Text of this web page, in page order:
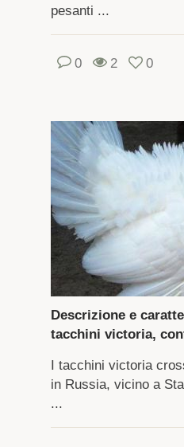
pesanti ...
0 2 0
Descrizione e
tacchini victoria,
I tacchini victoria
in Russia, vicino a
...